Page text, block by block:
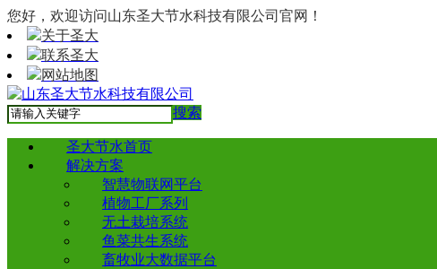
您好，欢迎访问山东圣大节水科技有限公司官网！
关于圣大
联系圣大
网站地图
搜索
圣大节水首页
解决方案
智慧物联网平台
植物工厂系列
无土栽培系统
鱼菜共生系统
畜牧业大数据平台